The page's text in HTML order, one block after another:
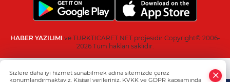
HABER YAZILIMI ve TURKTICARET.NET projesidir Copyright© 2006-
2026 Tüm hakları saklıdır.
Sizlere daha iyi hizmet sunabilmek adına sitemizde çerez
konumlandırmaktayız. Kişisel verileriniz, KVKK ve GDPR kapsamında